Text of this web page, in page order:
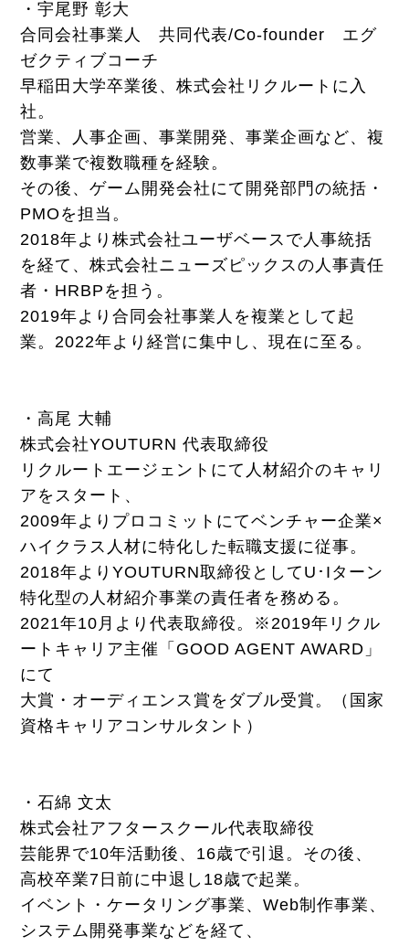
・宇尾野 彰大
合同会社事業人 共同代表/Co-founder エグ
ゼクティブコーチ
早稲田大学卒業後、株式会社リクルートに入
社。
営業、人事企画、事業開発、事業企画など、複
数事業で複数職種を経験。
その後、ゲーム開発会社にて開発部門の統括・
PMOを担当。
2018年より株式会社ユーザベースで人事統括
を経て、株式会社ニューズピックスの人事責任
者・HRBPを担う。
2019年より合同会社事業人を複業として起
業。2022年より経営に集中し、現在に至る。
・高尾 大輔
株式会社YOUTURN 代表取締役
リクルートエージェントにて人材紹介のキャリ
アをスタート、
2009年よりプロコミットにてベンチャー企業×
ハイクラス人材に特化した転職支援に従事。
2018年よりYOUTURN取締役としてU･Iターン
特化型の人材紹介事業の責任者を務める。
2021年10月より代表取締役。※2019年リクル
ートキャリア主催「GOOD AGENT AWARD」
にて
大賞・オーディエンス賞をダブル受賞。（国家
資格キャリアコンサルタント）
・石綿 文太
株式会社アフタースクール代表取締役
芸能界で10年活動後、16歳で引退。その後、
高校卒業7日前に中退し18歳で起業。
イベント・ケータリング事業、Web制作事業、
システム開発事業などを経て、